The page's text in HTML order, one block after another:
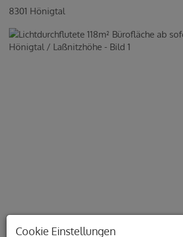
8301 Hönigtal
Cookie Einstellungen